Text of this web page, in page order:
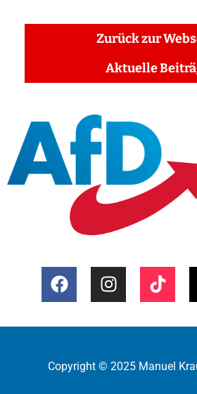
Zurück zur
Aktuelle
Copyright © 2025 Manuel